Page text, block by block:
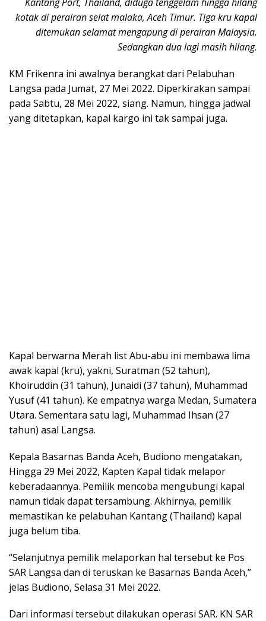
kotak di perairan selat malaka, Aceh Timur. Tiga kru kapal
ditemukan selamat mengapung di perairan Malaysia.
Sedangkan dua lagi masih hilang.
KM Frikenra ini awalnya berangkat dari Pelabuhan
Langsa pada Jumat, 27 Mei 2022. Diperkirakan sampai
pada Sabtu, 28 Mei 2022, siang. Namun, hingga jadwal
yang ditetapkan, kapal kargo ini tak sampai juga.
Kapal berwarna Merah list Abu-abu ini membawa lima
awak kapal (kru), yakni, Suratman (52 tahun),
Khoiruddin (31 tahun), Junaidi (37 tahun), Muhammad
Yusuf (41 tahun). Ke empatnya warga Medan, Sumatera
Utara. Sementara satu lagi, Muhammad Ihsan (27
tahun) asal Langsa.
Kepala Basarnas Banda Aceh, Budiono mengatakan,
Hingga 29 Mei 2022, Kapten Kapal tidak melapor
keberadaannya. Pemilik mencoba mengubungi kapal
namun tidak dapat tersambung. Akhirnya, pemilik
memastikan ke pelabuhan Kantang (Thailand) kapal
juga belum tiba.
“Selanjutnya pemilik melaporkan hal tersebut ke Pos
SAR Langsa dan di teruskan ke Basarnas Banda Aceh,”
jelas Budiono, Selasa 31 Mei 2022.
Dari informasi tersebut dilakukan operasi SAR. KN SAR